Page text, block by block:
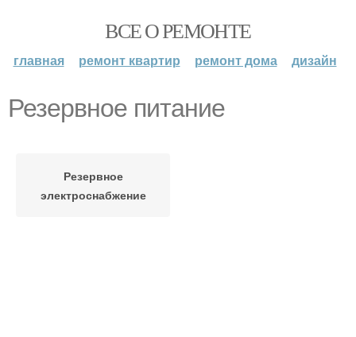
ВСЕ О РЕМОНТЕ
главная ремонт квартир ремонт дома дизайн
Резервное питание
Резервное
электроснабжение